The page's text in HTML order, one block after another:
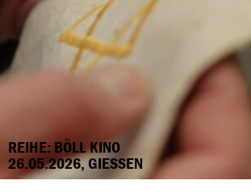
REIHE: BÖLL KINO
26.05.2026, GIESSEN